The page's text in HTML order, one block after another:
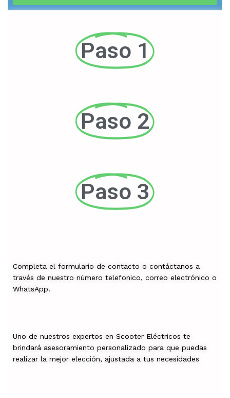
Paso 1
Paso 2
Paso 3
Completa el formulario de contacto o contáctanos a
través de nuestro número telefonico, correo electrónico o
WhatsApp.
Uno de nuestros expertos en Scooter Eléctricos te
brindará asesoramiento personalizado para que puedas
realizar la mejor elección, ajustada a tus necesidades